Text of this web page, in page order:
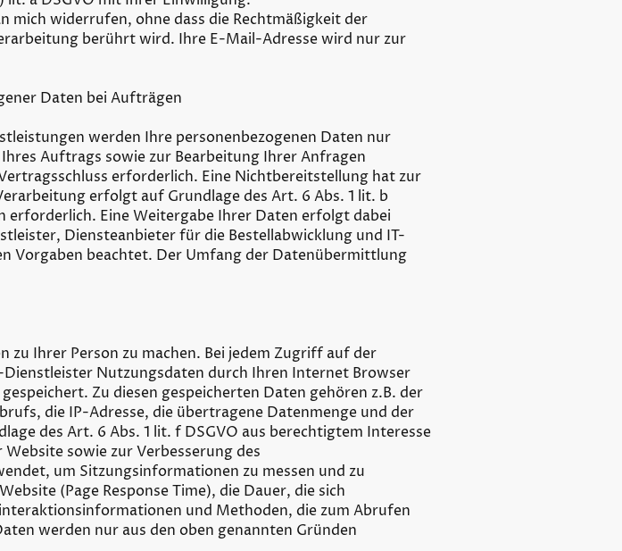
mich widerrufen, ohne dass die Rechtmäßigkeit der
berührt wird. Ihre E-Mail-Adresse wird nur zur
Daten bei Aufträgen
werden Ihre personenbezogenen Daten nur
Auftrags sowie zur Bearbeitung Ihrer Anfragen
erforderlich. Eine Nichtbereitstellung hat zur
erfolgt auf Grundlage des Art. 6 Abs. 1 lit. b
erforderlich. Eine Weitergabe Ihrer Daten erfolgt dabei
Diensteanbieter für die Bestellabwicklung und IT-
Vorgaben beachtet. Der Umfang der Datenübermittlung
zu Ihrer Person zu machen. Bei jedem Zugriff auf der
Nutzungsdaten durch Ihren Internet Browser
Zu diesen gespeicherten Daten gehören z.B. der
die IP-Adresse, die übertragene Datenmenge und der
des Art. 6 Abs. 1 lit. f DSGVO aus berechtigtem Interesse
sowie zur Verbesserung des
um Sitzungsinformationen zu messen und zu
(Page Response Time), die Dauer, die sich
und Methoden, die zum Abrufen
werden nur aus den oben genannten Gründen